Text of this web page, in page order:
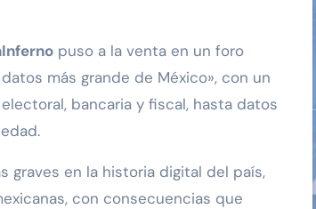
puso a la venta en un foro
más grande de México», con un
bancaria y fiscal, hasta datos
graves en la historia digital del país,
con consecuencias que